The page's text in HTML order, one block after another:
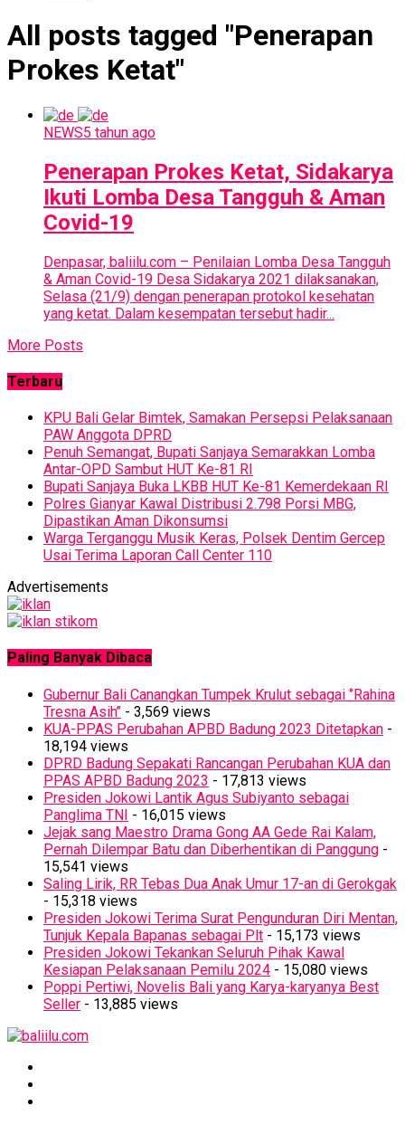
All posts tagged "Penerapan
Prokes Ketat"
NEWS5 tahun ago
Penerapan Prokes Ketat, Sidakarya
Ikuti Lomba Desa Tangguh & Aman
Covid-19
Denpasar, baliilu.com – Penilaian Lomba Desa Tangguh
& Aman Covid-19 Desa Sidakarya 2021 dilaksanakan,
Selasa (21/9) dengan penerapan protokol kesehatan
yang ketat. Dalam kesempatan tersebut hadir...
More Posts
Terbaru
KPU Bali Gelar Bimtek, Samakan Persepsi Pelaksanaan
PAW Anggota DPRD
Penuh Semangat, Bupati Sanjaya Semarakkan Lomba
Antar-OPD Sambut HUT Ke-81 RI
Bupati Sanjaya Buka LKBB HUT Ke-81 Kemerdekaan RI
Polres Gianyar Kawal Distribusi 2.798 Porsi MBG,
Dipastikan Aman Dikonsumsi
Warga Terganggu Musik Keras, Polsek Dentim Gercep
Usai Terima Laporan Call Center 110
Advertisements
Paling Banyak Dibaca
Gubernur Bali Canangkan Tumpek Krulut sebagai ‘’Rahina
Tresna Asih’’ - 3,569 views
KUA-PPAS Perubahan APBD Badung 2023 Ditetapkan -
18,194 views
DPRD Badung Sepakati Rancangan Perubahan KUA dan
PPAS APBD Badung 2023 - 17,813 views
Presiden Jokowi Lantik Agus Subiyanto sebagai
Panglima TNI - 16,015 views
Jejak sang Maestro Drama Gong AA Gede Rai Kalam,
Pernah Dilempar Batu dan Diberhentikan di Panggung -
15,541 views
Saling Lirik, RR Tebas Dua Anak Umur 17-an di Gerokgak
- 15,318 views
Presiden Jokowi Terima Surat Pengunduran Diri Mentan,
Tunjuk Kepala Bapanas sebagai Plt - 15,173 views
Presiden Jokowi Tekankan Seluruh Pihak Kawal
Kesiapan Pelaksanaan Pemilu 2024 - 15,080 views
Poppi Pertiwi, Novelis Bali yang Karya-karyanya Best
Seller - 13,885 views